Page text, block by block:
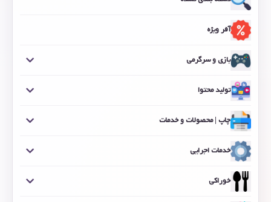
آفر ویژه
بازی و سرگرمی
تولید محتوا
چاپ | محصولات و خدمات
خدمات اجرایی
خوراکی